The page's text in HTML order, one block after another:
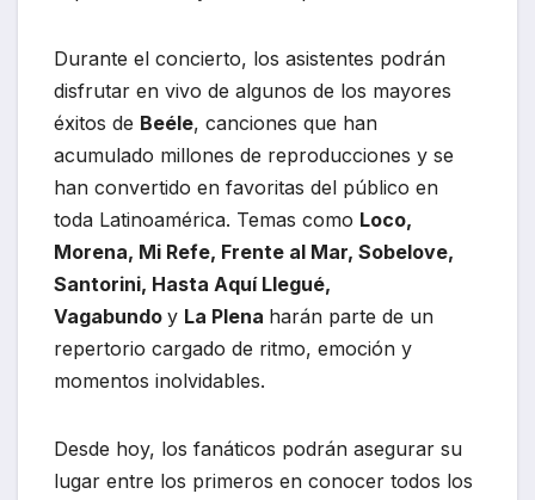
Durante el concierto, los asistentes podrán
disfrutar en vivo de algunos de los mayores
éxitos de Beéle, canciones que han
acumulado millones de reproducciones y se
han convertido en favoritas del público en
toda Latinoamérica. Temas como Loco,
Morena, Mi Refe, Frente al Mar, Sobelove,
Santorini, Hasta Aquí Llegué,
Vagabundo y La Plena harán parte de un
repertorio cargado de ritmo, emoción y
momentos inolvidables.
Desde hoy, los fanáticos podrán asegurar su
lugar entre los primeros en conocer todos los